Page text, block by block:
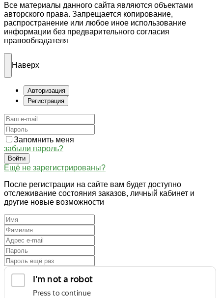
Все материалы данного сайта являются объектами
авторского права. Запрещается копирование,
распространение или любое иное использование
информации без предварительного согласия
правообладателя
Наверх
Авторизация
Регистрация
Запомнить меня
забыли пароль?
Войти
Ещё не зарегистрированы?
После регистрации на сайте вам будет доступно
отслеживание состояния заказов, личный кабинет и
другие новые возможности